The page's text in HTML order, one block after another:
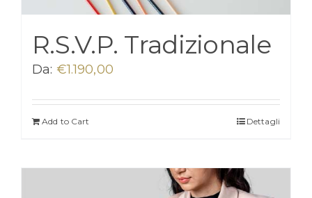
R.S.V.P. Tradizionale
Da: €1.190,00
Add to Cart Dettagli